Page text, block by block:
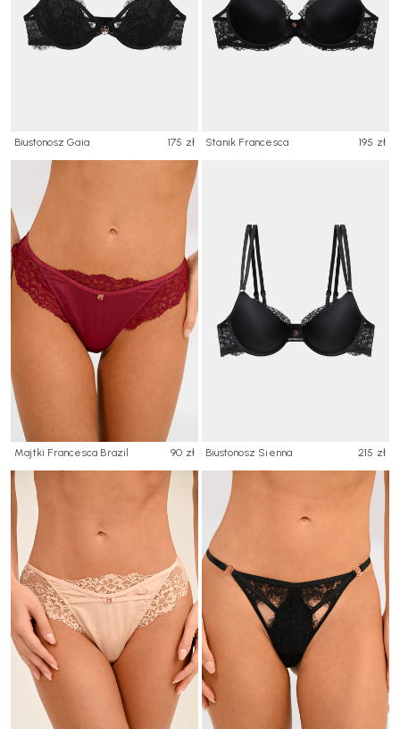
Biustonosz Gaia 175 zł Stanik Francesca 195 zł
Majtki Francesca Brazil 90 zł Biustonosz Sienna 215 zł